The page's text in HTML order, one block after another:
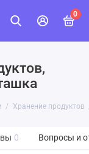
0
Хранение продуктов
0 Вопросы и